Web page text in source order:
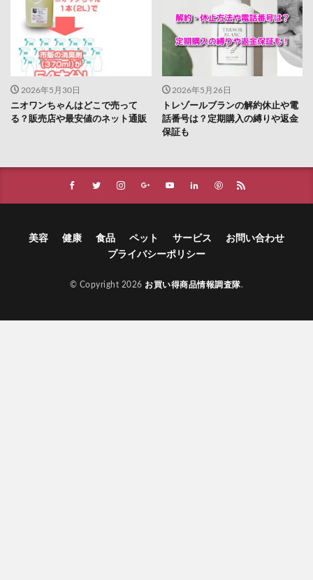
2026年5月30日
ニオワンちゃんはどこで売って
る？販売店や最安値のネット通販
2026年5月26日
トレゾールブランの解約休止や電
話番号は？定期購入の縛りや返金
保証も
美容 健康 食品 ペット サービス
お問い合わせ
プライバシーポリシー
© Copyright 2026 お買い得商品情報調査隊.